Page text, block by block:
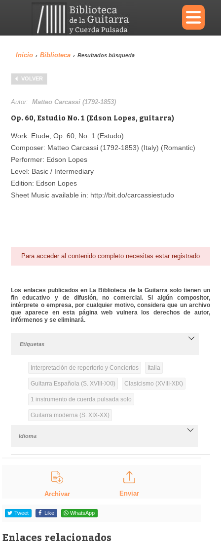
×
Menu
Biblioteca
Área personal Reproductor
Inicio › Biblioteca › Resultados búsqueda
VOLVER
Autor:Matteo Carcassi (1792-1853)
Op. 60, Estudio No. 1 (Edson Lopes, guitarra)
Work: Etude, Op. 60, No. 1 (Estudo)
Composer: Matteo Carcassi (1792-1853) (Italy) (Romantic)
Performer: Edson Lopes
Level: Basic / Intermediary
Edition: Edson Lopes
Sheet Music available in: http://bit.do/carcassiestudo
Para acceder al contenido completo necesitas estar registrado
Los enlaces publicados en La Biblioteca de la Guitarra solo tienen un
fin educativo y de difusión, no comercial. Si algún compositor,
intérprete o empresa, por cualquier motivo, considera que un archivo
que aparece en esta página web vulnera los derechos de autor,
infórmenos y se eliminará.
Etiquetas
Interpretación de repertorio y Conciertos Italia
Guitarra Española (S. XVIII-XXI) Clasicismo (XVIII-XIX)
1 instrumento de cuerda pulsada solo
Guitarra moderna (S. XIX-XX)
Idioma
Archivar Enviar
Tweet Like WhatsApp
Enlaces relacionados